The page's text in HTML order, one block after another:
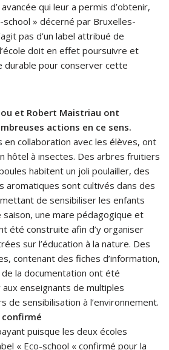
qui leur a permis d’obtenir,
school » décerné par Bruxelles-
pas d’un label attribué de
doit en effet poursuivre et
durable pour conserver cette
et Robert Maistriau ont
actions en ce sens.
collaboration avec les élèves, ont
hôtel à insectes. Des arbres fruitiers
habitent un joli poulailler, des
aromatiques sont cultivés dans des
de sensibiliser les enfants
saison, une mare pédagogique et
été construite afin d’y organiser
sur l’éducation à la nature. Des
contenant des fiches d’information,
la documentation ont été
enseignants de multiples
de sensibilisation à l’environnement.
confirmé
puisque les deux écoles
« Eco-school « confirmé pour la